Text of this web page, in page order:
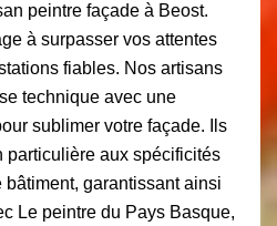
peintre façade à Beost.
à surpasser vos attentes
fiables. Nos artisans
technique avec une
sublimer votre façade. Ils
particulière aux spécificités
garantissant ainsi
Le peintre du Pays Basque,